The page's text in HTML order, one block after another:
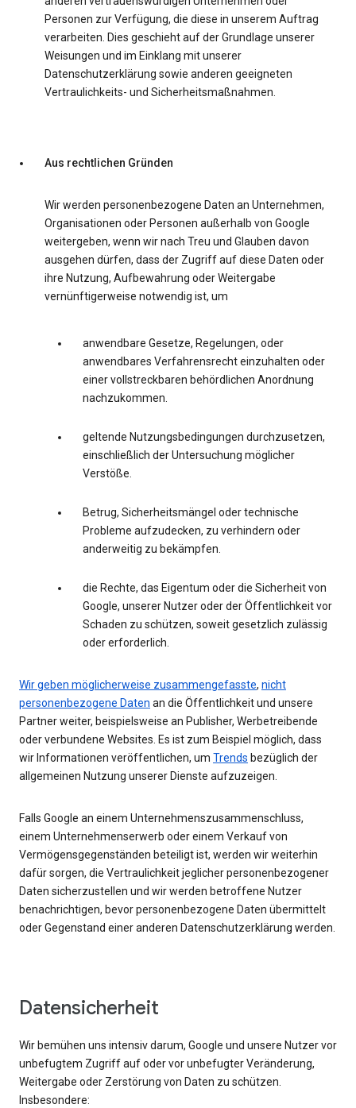
Personen zur Verfügung, die diese in unserem Auftrag
verarbeiten. Dies geschieht auf der Grundlage unserer
Weisungen und im Einklang mit unserer
Datenschutzerklärung sowie anderen geeigneten
Vertraulichkeits- und Sicherheitsmaßnahmen.
Aus rechtlichen Gründen
Wir werden personenbezogene Daten an Unternehmen,
Organisationen oder Personen außerhalb von Google
weitergeben, wenn wir nach Treu und Glauben davon
ausgehen dürfen, dass der Zugriff auf diese Daten oder
ihre Nutzung, Aufbewahrung oder Weitergabe
vernünftigerweise notwendig ist, um
anwendbare Gesetze, Regelungen, oder
anwendbares Verfahrensrecht einzuhalten oder
einer vollstreckbaren behördlichen Anordnung
nachzukommen.
geltende Nutzungsbedingungen durchzusetzen,
einschließlich der Untersuchung möglicher
Verstöße.
Betrug, Sicherheitsmängel oder technische
Probleme aufzudecken, zu verhindern oder
anderweitig zu bekämpfen.
die Rechte, das Eigentum oder die Sicherheit von
Google, unserer Nutzer oder der Öffentlichkeit vor
Schaden zu schützen, soweit gesetzlich zulässig
oder erforderlich.
Wir geben möglicherweise zusammengefasste, nicht
personenbezogene Daten an die Öffentlichkeit und unsere
Partner weiter, beispielsweise an Publisher, Werbetreibende
oder verbundene Websites. Es ist zum Beispiel möglich, dass
wir Informationen veröffentlichen, um Trends bezüglich der
allgemeinen Nutzung unserer Dienste aufzuzeigen.
Falls Google an einem Unternehmenszusammenschluss,
einem Unternehmenserwerb oder einem Verkauf von
Vermögensgegenständen beteiligt ist, werden wir weiterhin
dafür sorgen, die Vertraulichkeit jeglicher personenbezogener
Daten sicherzustellen und wir werden betroffene Nutzer
benachrichtigen, bevor personenbezogene Daten übermittelt
oder Gegenstand einer anderen Datenschutzerklärung werden.
Datensicherheit
Wir bemühen uns intensiv darum, Google und unsere Nutzer vor
unbefugtem Zugriff auf oder vor unbefugter Veränderung,
Weitergabe oder Zerstörung von Daten zu schützen.
Insbesondere: